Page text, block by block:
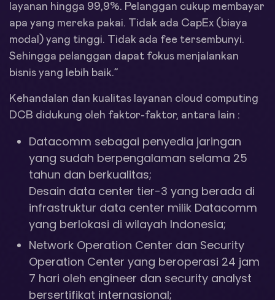
layanan hingga 99,9%. Pelanggan cukup membayar
apa yang mereka pakai. Tidak ada CapEx (biaya
modal) yang tinggi. Tidak ada fee tersembunyi.
Sehingga pelanggan dapat fokus menjalankan
bisnis yang lebih baik.”
Kehandalan dan kualitas layanan cloud computing
DCB didukung oleh faktor-faktor, antara lain :
Datacomm sebagai penyedia jaringan
yang sudah berpengalaman selama 25
tahun dan berkualitas;
Desain data center tier-3 yang berada di
infrastruktur data center milik Datacomm
yang berlokasi di wilayah Indonesia;
Network Operation Center dan Security
Operation Center yang beroperasi 24 jam
7 hari oleh engineer dan security analyst
bersertifikat internasional;